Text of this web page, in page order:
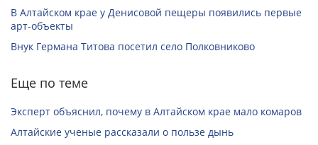
В Алтайском крае у Денисовой пещеры появились первые
арт-объекты
Внук Германа Титова посетил село Полковниково
Еще по теме
Эксперт объяснил, почему в Алтайском крае мало комаров
Алтайские ученые рассказали о пользе дынь